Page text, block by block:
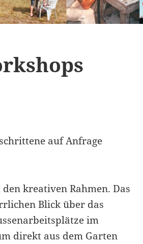
auf Anfrage
kreativen Rahmen. Das
Blick über das
im
direkt aus dem Garten